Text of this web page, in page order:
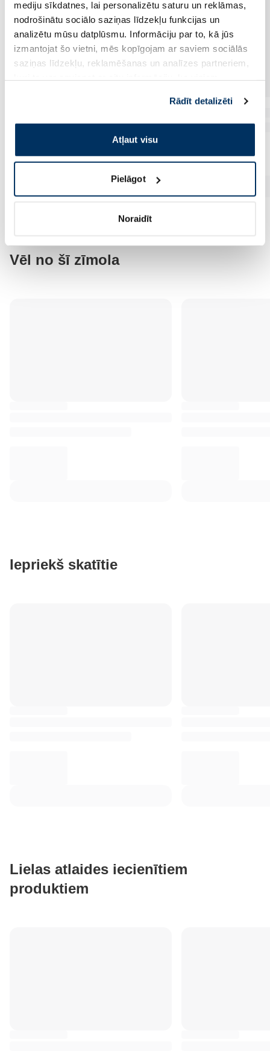
mediju sīkdatnes, lai personalizētu saturu un reklāmas,
nodrošinātu sociālo saziņas līdzekļu funkcijas un
analizētu mūsu datplūsmu. Informāciju par to, kā jūs
izmantojat šo vietni, mēs kopīgojam ar saviem sociālās
saziņas līdzekļu, reklamēšanas un analīzes partneriem,
pakalpojumus. Ja piekrītat šo papildu sīkdatņu
izmantošanai, lūdzu, atzīmējiet savu izvēli:
Rādīt detalizēti
Atļaut visu
Pielāgot
Noraidīt
Vēl no šī zīmola
Iepriekš skatītie
Lielas atlaides iecienītiem
produktiem